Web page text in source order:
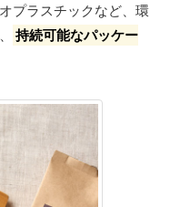
プラスチックなど、環
持続可能なパッケー